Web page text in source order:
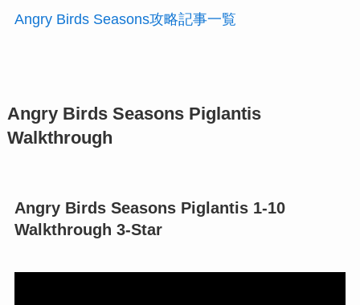
Angry Birds Seasons攻略記事一覧
Angry Birds Seasons Piglantis
Walkthrough
Angry Birds Seasons Piglantis 1-10
Walkthrough 3-Star